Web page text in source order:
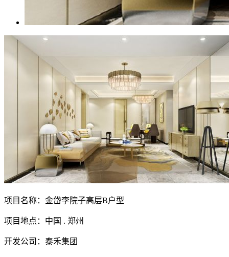
项目名称：金岱李院子高层B户型
项目地点：中国 . 郑州
开发公司：泰禾集团